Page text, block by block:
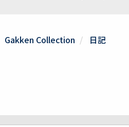
Gakken Collection 日記